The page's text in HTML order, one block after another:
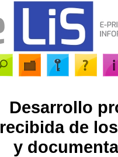
Desarrollo
recibida de
y